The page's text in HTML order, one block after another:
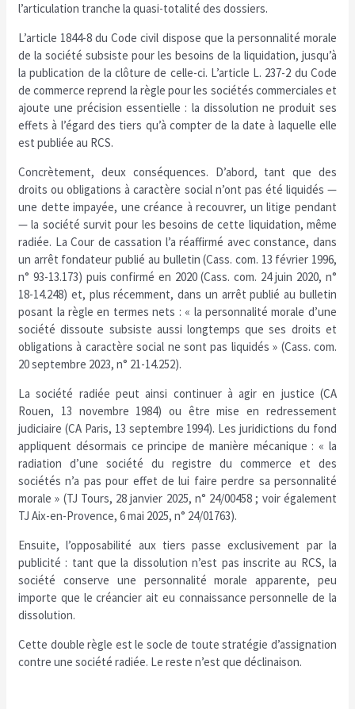
l’articulation tranche la quasi-totalité des dossiers.
L’article 1844-8 du Code civil dispose que la personnalité morale
de la société subsiste pour les besoins de la liquidation, jusqu’à
la publication de la clôture de celle-ci. L’article L. 237-2 du Code
de commerce reprend la règle pour les sociétés commerciales et
ajoute une précision essentielle : la dissolution ne produit ses
effets à l’égard des tiers qu’à compter de la date à laquelle elle
est publiée au RCS.
Concrètement, deux conséquences. D’abord, tant que des
droits ou obligations à caractère social n’ont pas été liquidés —
une dette impayée, une créance à recouvrer, un litige pendant
— la société survit pour les besoins de cette liquidation, même
radiée. La Cour de cassation l’a réaffirmé avec constance, dans
un arrêt fondateur publié au bulletin (Cass. com. 13 février 1996,
n° 93-13.173) puis confirmé en 2020 (Cass. com. 24 juin 2020, n°
18-14.248) et, plus récemment, dans un arrêt publié au bulletin
posant la règle en termes nets : « la personnalité morale d’une
société dissoute subsiste aussi longtemps que ses droits et
obligations à caractère social ne sont pas liquidés » (Cass. com.
20 septembre 2023, n° 21-14.252).
La société radiée peut ainsi continuer à agir en justice (CA
Rouen, 13 novembre 1984) ou être mise en redressement
judiciaire (CA Paris, 13 septembre 1994). Les juridictions du fond
appliquent désormais ce principe de manière mécanique : « la
radiation d’une société du registre du commerce et des
sociétés n’a pas pour effet de lui faire perdre sa personnalité
morale » (TJ Tours, 28 janvier 2025, n° 24/00458 ; voir également
TJ Aix-en-Provence, 6 mai 2025, n° 24/01763).
Ensuite, l’opposabilité aux tiers passe exclusivement par la
publicité : tant que la dissolution n’est pas inscrite au RCS, la
société conserve une personnalité morale apparente, peu
importe que le créancier ait eu connaissance personnelle de la
dissolution.
Cette double règle est le socle de toute stratégie d’assignation
contre une société radiée. Le reste n’est que déclinaison.